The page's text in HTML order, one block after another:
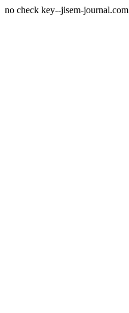
no check key--jisem-journal.com